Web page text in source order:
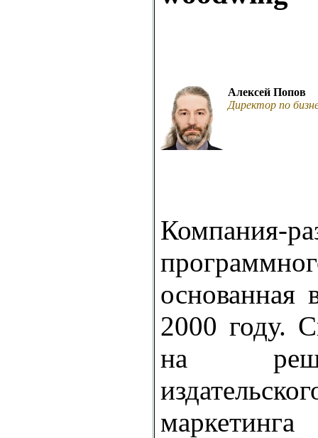
Алексей Попов
Директор по
Компания-
основанная
2000 году.
на